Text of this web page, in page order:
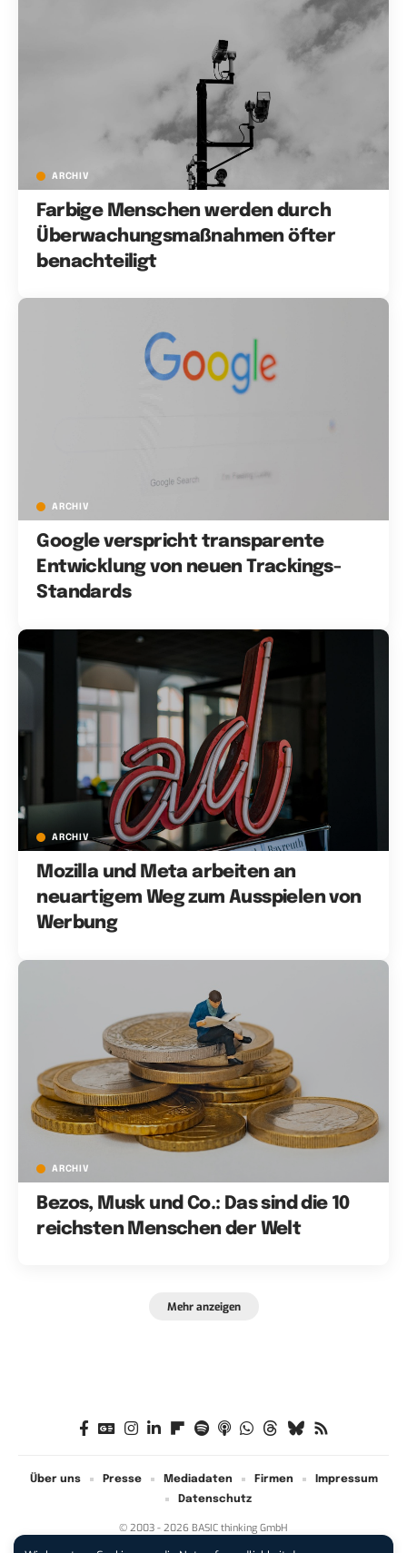
ARCHIV
Farbige Menschen werden durch
Überwachungsmaßnahmen öfter
benachteiligt
ARCHIV
Google verspricht transparente
Entwicklung von neuen Trackings-
Standards
ARCHIV
Mozilla und Meta arbeiten an
neuartigem Weg zum Ausspielen von
Werbung
ARCHIV
Bezos, Musk und Co.: Das sind die 10
reichsten Menschen der Welt
Mehr anzeigen
© 2003 - 2026 BASIC thinking GmbH
Über uns Presse Mediadaten Firmen
Impressum
Datenschutz